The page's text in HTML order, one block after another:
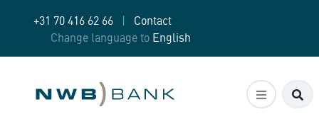
+31 70 416 62 66 |
Contact
Change language to English